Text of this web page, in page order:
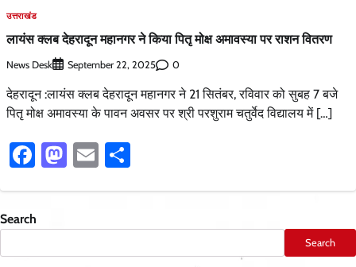
उत्तराखंड
लायंस क्लब देहरादून महानगर ने किया पितृ मोक्ष अमावस्या पर राशन वितरण
News Desk September 22, 2025 0
देहरादून :लायंस क्लब देहरादून महानगर ने 21 सितंबर, रविवार को सुबह 7 बजे
पितृ मोक्ष अमावस्या के पावन अवसर पर श्री परशुराम चतुर्वेद विद्यालय में […]
Facebook
Mastodon
Email
Search
Search